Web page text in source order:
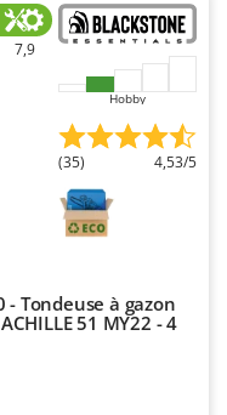
7,9
Hobby
(35) 4,53/5
- Tondeuse à gazon
51 MY22 - 4